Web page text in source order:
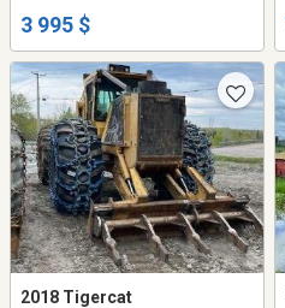
3 995 $
2018 Tigercat